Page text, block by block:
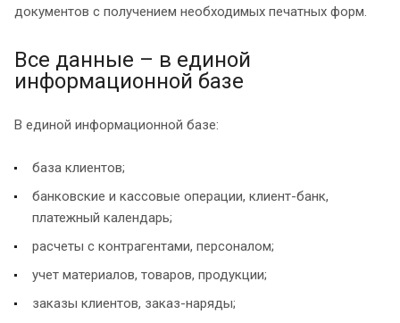
документов с получением необходимых печатных форм.
Все данные – в единой
информационной базе
В единой информационной базе:
база клиентов;
банковские и кассовые операции, клиент-банк,
платежный календарь;
расчеты с контрагентами, персоналом;
учет материалов, товаров, продукции;
заказы клиентов, заказ-наряды;